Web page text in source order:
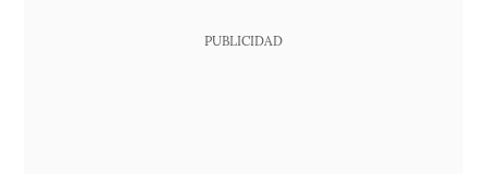
PUBLICIDAD